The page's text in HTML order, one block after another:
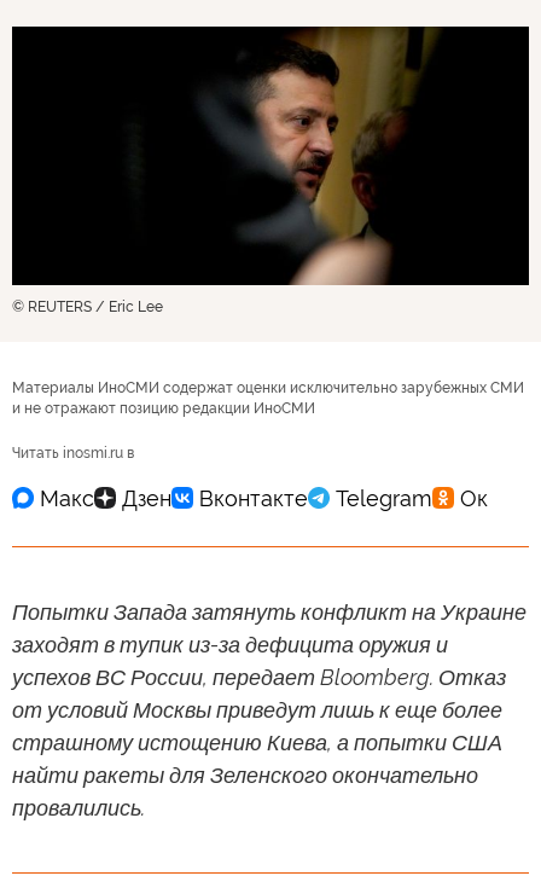
© REUTERS / Eric Lee
Материалы ИноСМИ содержат оценки исключительно зарубежных СМИ
и не отражают позицию редакции ИноСМИ
Читать inosmi.ru в
Попытки Запада затянуть конфликт на Украине
заходят в тупик из-за дефицита оружия и
успехов ВС России, передает Bloomberg. Отказ
от условий Москвы приведут лишь к еще более
страшному истощению Киева, а попытки США
найти ракеты для Зеленского окончательно
провалились.